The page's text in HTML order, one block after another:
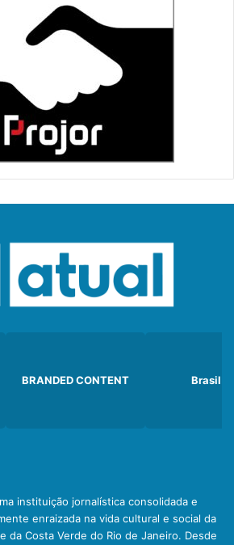
BRANDED CONTENT Brasil
instituição jornalística consolidada e
enraizada na vida cultural e social da
da Costa Verde do Rio de Janeiro. Desde